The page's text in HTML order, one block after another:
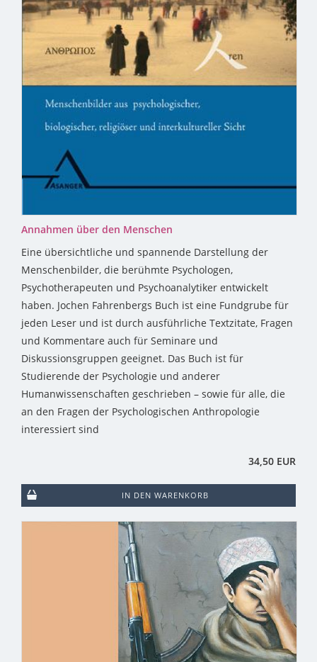
Annahmen über den Menschen
Eine übersichtliche und spannende Darstellung der
Menschenbilder, die berühmte Psychologen,
Psychotherapeuten und Psychoanalytiker entwickelt
haben. Jochen Fahrenbergs Buch ist eine Fundgrube für
jeden Leser und ist durch ausführliche Textzitate, Fragen
und Kommentare auch für Seminare und
Diskussionsgruppen geeignet. Das Buch ist für
Studierende der Psychologie und anderer
Humanwissenschaften geschrieben – sowie für alle, die
an den Fragen der Psychologischen Anthropologie
interessiert sind
34,50 EUR
IN DEN WARENKORB